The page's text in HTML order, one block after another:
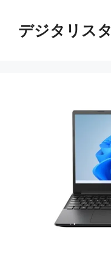
デジタリスタ